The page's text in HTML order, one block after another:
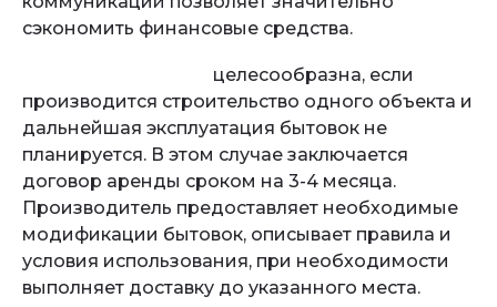
сэкономить финансовые средства.
целесообразна, если
производится строительство одного объекта и
дальнейшая эксплуатация бытовок не
планируется. В этом случае заключается
договор аренды сроком на 3-4 месяца.
Производитель предоставляет необходимые
модификации бытовок, описывает правила и
условия использования, при необходимости
выполняет доставку до указанного места.